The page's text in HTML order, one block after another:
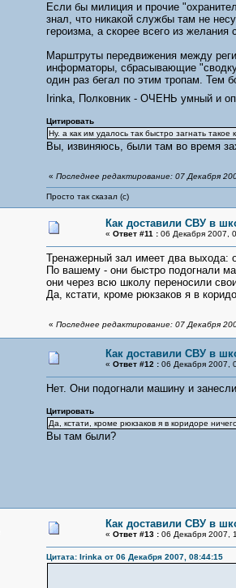
Если бы милиция и прочие
знал, что никакой службы там не
героизма, а скорее всего из
Марштруты передвижения между
информаторы, сбрасывающие
один раз бегал по этим тропам. Тем
Irinka, Полковник - ОЧЕНЬ умный и
Цитировать
Ну. а как им удалось так быстро загнать
Вы, извиняюсь, были там во время
« Последнее редактирование: 07 Декабря
Просто так сказал (с)
Как доставили СВУ в
« Ответ #11 : 06 Декабря 2007,
Тренажерный зал имеет два выхода:
По вашему - они быстро подогнали
они через всю школу переносили
Да, кстати, кроме рюкзаков я в
« Последнее редактирование: 07 Декабря
Как доставили СВУ в
« Ответ #12 : 06 Декабря 2007,
Нет. Они подогнали машину и
Цитировать
Да, кстати, кроме рюкзаков я в коридоре
Вы там были?
Как доставили СВУ в
« Ответ #13 : 06 Декабря 2007,
Цитата: Irinka от 06 Декабря 2007, 08:44:15